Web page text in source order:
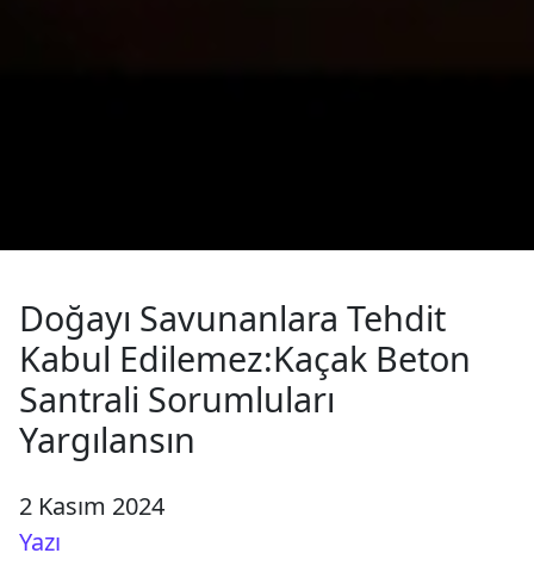
Doğayı Savunanlara Tehdit
Kabul Edilemez:Kaçak Beton
Santrali Sorumluları
Yargılansın
2 Kasım 2024
Yazı